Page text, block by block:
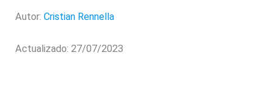
Autor:Cristian Rennella
Actualizado: 27/07/2023